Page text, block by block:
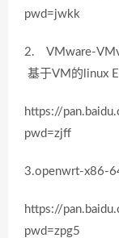
pwd=jwkk
2. VMware-
基于VM的linux
https://
pwd=zjff
3.openwrt-x86-
https://
pwd=zpg5